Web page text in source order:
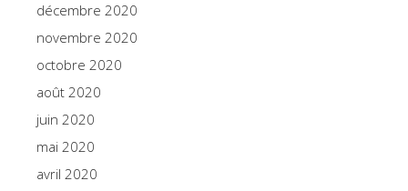
décembre 2020
novembre 2020
octobre 2020
août 2020
juin 2020
mai 2020
avril 2020